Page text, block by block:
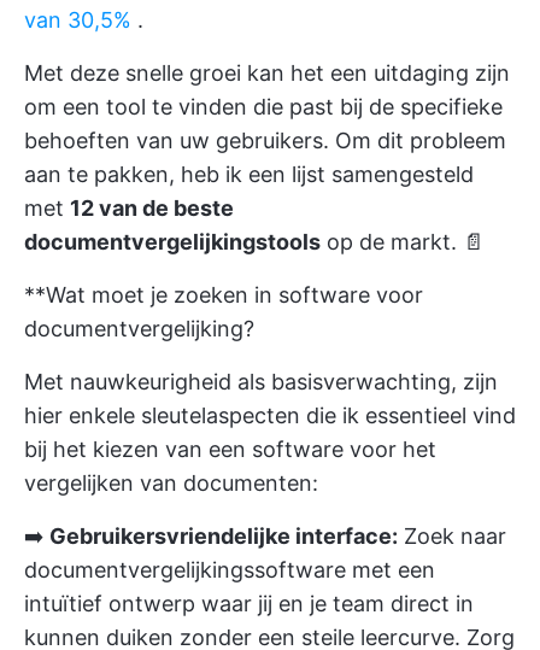
van 30,5% .
Met deze snelle groei kan het een uitdaging zijn
om een tool te vinden die past bij de specifieke
behoeften van uw gebruikers. Om dit probleem
aan te pakken, heb ik een lijst samengesteld
met 12 van de beste
documentvergelijkingstools op de markt. 📄
**Wat moet je zoeken in software voor
documentvergelijking?
Met nauwkeurigheid als basisverwachting, zijn
hier enkele sleutelaspecten die ik essentieel vind
bij het kiezen van een software voor het
vergelijken van documenten:
➡️ Gebruikersvriendelijke interface: Zoek naar
documentvergelijkingssoftware met een
intuïtief ontwerp waar jij en je team direct in
kunnen duiken zonder een steile leercurve. Zorg